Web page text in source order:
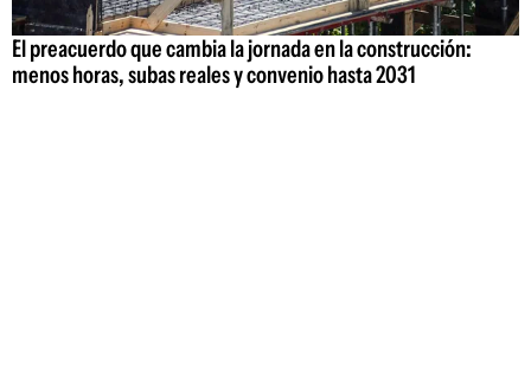
El preacuerdo que cambia la jornada en la construcción:
menos horas, subas reales y convenio hasta 2031